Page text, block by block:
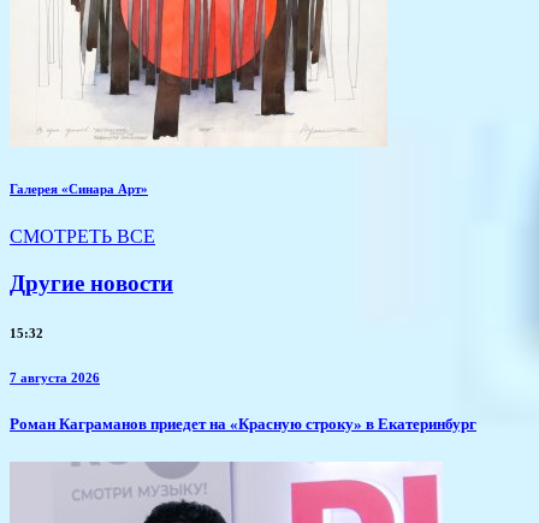
Галерея «Синара Арт»
СМОТРЕТЬ ВСЕ
Другие новости
15:32
7 августа 2026
​Роман Каграманов приедет на «Красную строку» в Екатеринбург